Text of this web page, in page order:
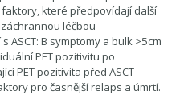
které předpovídají další
léčbou
B symptomy a bulk >5cm
PET pozitivitu po
PET pozitivita před ASCT
pro časnější relaps a úmrtí.